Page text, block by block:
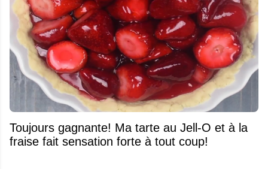
Toujours gagnante! Ma tarte au Jell-O et à la
fraise fait sensation forte à tout coup!